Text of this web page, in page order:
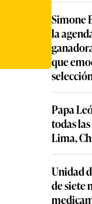
Simone
la
que
Papa
todas
Lima,
Unidad
de siete